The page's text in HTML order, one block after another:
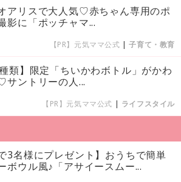
アリスで大人気♡赤ちゃん専用のポ
影に「ポッチャマ...
【PR】元気ママ公式 |子育て・教育
種類】限定「ちいかわボトル」がかわ
サントリーの人...
【PR】元気ママ公式 | ライフスタイル
3名様にプレゼント】おうちで簡単
ボウル風♪「アサイースムー...